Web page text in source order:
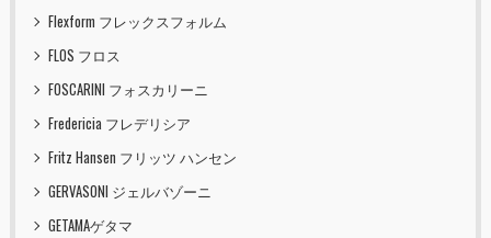
Flexform フレックスフォルム
FLOS フロス
FOSCARINI フォスカリーニ
Fredericia フレデリシア
Fritz Hansen フリッツ ハンセン
GERVASONI ジェルバゾーニ
GETAMAゲタマ